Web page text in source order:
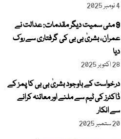
4 نومبر 2025
9 مئی سمیت دیگر مقدمات: عدالت نے
عمران، بشریٰ بی بی کی گرفتاری سے روک
دیا
28 اکتوبر 2025
درخواست کے باوجود بشریٰ بی بی کا پمز کے
ڈاکٹرز کی ٹیم سے ملنے اور معائنہ کرانے
سے انکار
20 ستمبر 2025